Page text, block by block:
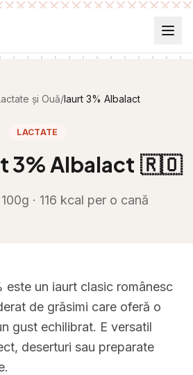
și Ouă/Iaurt 3% Albalact
LACTATE
3% Albalact 🇷🇴
· 116 kcal per o cană
este un iaurt clasic românesc
de grăsimi care oferă o
gust echilibrat. E versatil
deserturi sau preparate